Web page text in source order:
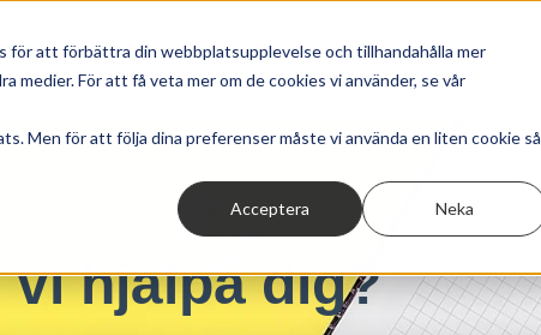
för att förbättra din webbplatsupplevelse och tillhandahålla mer
medier. För att få veta mer om de cookies vi använder, se vår
Men för att följa dina preferenser måste vi använda en liten cookie så
Acceptera Neka
vi hjälpa dig?